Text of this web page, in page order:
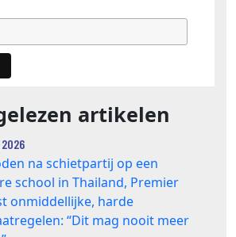
artikelen
na schietpartij op een
school in Thailand, Premier
onmiddellijke, harde
“Dit mag nooit meer